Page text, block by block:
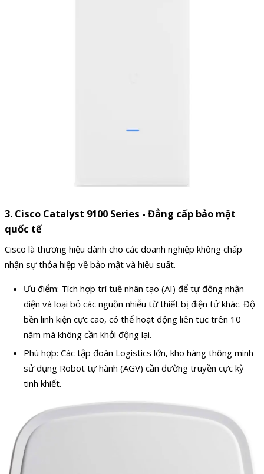
3. Cisco Catalyst 9100 Series - Đẳng cấp bảo mật
quốc tế
Cisco là thương hiệu dành cho các doanh nghiệp không chấp
nhận sự thỏa hiệp về bảo mật và hiệu suất.
Ưu điểm: Tích hợp trí tuệ nhân tạo (AI) để tự động nhận
diện và loại bỏ các nguồn nhiễu từ thiết bị điện tử khác. Độ
bền linh kiện cực cao, có thể hoạt động liên tục trên 10
năm mà không cần khởi động lại.
Phù hợp: Các tập đoàn Logistics lớn, kho hàng thông minh
sử dụng Robot tự hành (AGV) cần đường truyền cực kỳ
tinh khiết.